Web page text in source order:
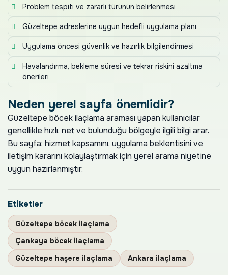
Problem tespiti ve zararlı türünün belirlenmesi
Güzeltepe adreslerine uygun hedefli uygulama planı
Uygulama öncesi güvenlik ve hazırlık bilgilendirmesi
Havalandırma, bekleme süresi ve tekrar riskini azaltma
önerileri
Neden yerel sayfa önemlidir?
Güzeltepe böcek ilaçlama araması yapan kullanıcılar
genellikle hızlı, net ve bulunduğu bölgeyle ilgili bilgi arar.
Bu sayfa; hizmet kapsamını, uygulama beklentisini ve
iletişim kararını kolaylaştırmak için yerel arama niyetine
uygun hazırlanmıştır.
Etiketler
Güzeltepe böcek ilaçlama
Çankaya böcek ilaçlama
Güzeltepe haşere ilaçlama
Ankara ilaçlama